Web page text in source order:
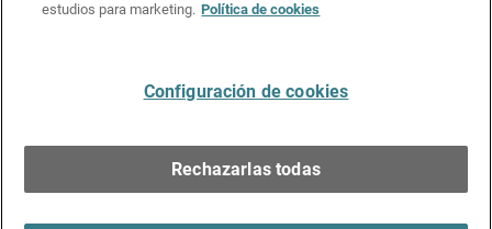
Kit de medios y marca
estudios para marketing. Política de cookies
Configuración de cookies
Rechazarlas todas